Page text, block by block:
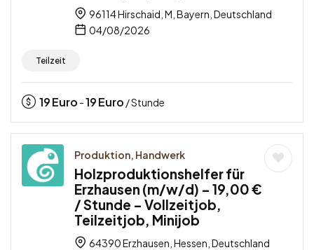
96114 Hirschaid, M, Bayern, Deutschland
04/08/2026
Teilzeit
19Euro -19Euro / Stunde
Produktion, Handwerk
Holzproduktionshelfer für
Erzhausen (m/w/d) – 19,00 €
/ Stunde – Vollzeitjob,
Teilzeitjob, Minijob
64390 Erzhausen, Hessen, Deutschland